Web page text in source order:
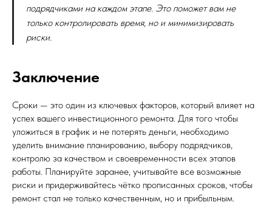
подрядчиками на каждом этапе. Это поможет вам не
только контролировать время, но и минимизировать
риски.
Заключение
Сроки — это один из ключевых факторов, который влияет на
успех вашего инвестиционного ремонта. Для того чтобы
уложиться в график и не потерять деньги, необходимо
уделить внимание планированию, выбору подрядчиков,
контролю за качеством и своевременности всех этапов
работы. Планируйте заранее, учитывайте все возможные
риски и придерживайтесь чётко прописанных сроков, чтобы
ремонт стал не только качественным, но и прибыльным.